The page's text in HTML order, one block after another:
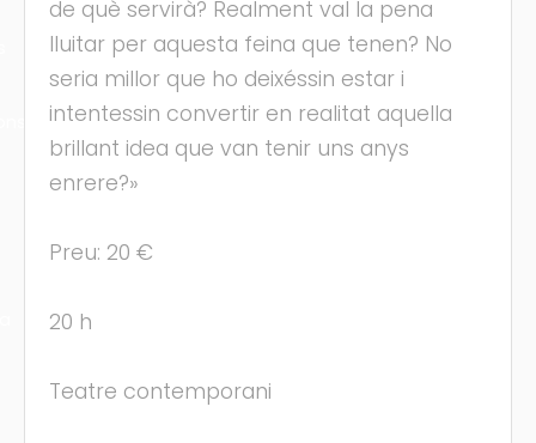
de què servirà? Realment val la pena
lluitar per aquesta feina que tenen? No
seria millor que ho deixéssin estar i
intentessin convertir en realitat aquella
brillant idea que van tenir uns anys
enrere?»
Preu: 20 €
20 h
Teatre contemporani